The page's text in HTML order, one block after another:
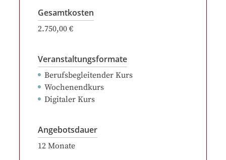
Gesamtkosten
2.750,00 €
Veranstaltungsformate
Berufsbegleitender Kurs
Wochenendkurs
Digitaler Kurs
Angebotsdauer
12 Monate